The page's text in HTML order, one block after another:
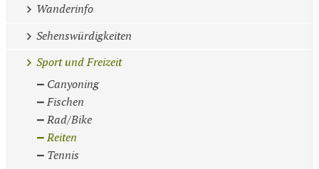
Wanderinfo
Sehenswürdigkeiten
Sport und Freizeit
Canyoning
Fischen
Rad/Bike
Reiten
Tennis